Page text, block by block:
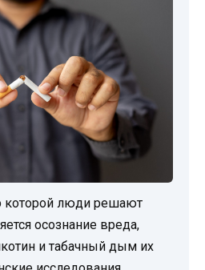
которой люди решают
осознание вреда,
и табачный дым их